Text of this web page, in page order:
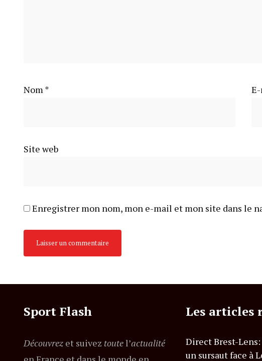
Nom*
Site web
Enregistrer mon nom, mon e-mail et mon site dans le
Sport Flash
Découvrez et suivez toutel’actualité
Les articles
Direct Brest-
un sursaut face à